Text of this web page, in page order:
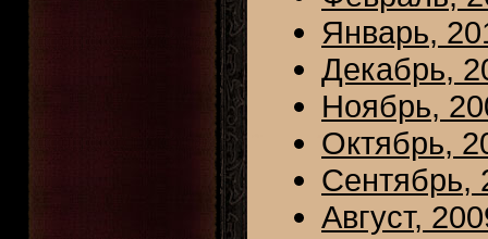
Январь,
Декабрь,
Ноябрь,
Октябрь,
Сентябрь,
Август,